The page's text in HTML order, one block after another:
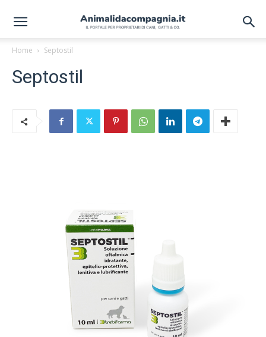
Home Septostil
Septostil